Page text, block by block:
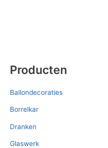
Producten
Ballondecoraties
Borrelkar
Dranken
Glaswerk